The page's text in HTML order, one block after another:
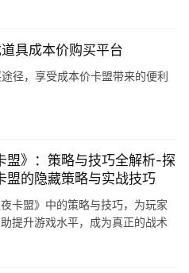
具成本价购买平台
径，享受成本价卡盟带来的便利
盟》：策略与技巧全解析-探
盟的隐藏策略与实战技巧
卡盟》中的策略与技巧，为玩家
提升游戏水平，成为真正的战术